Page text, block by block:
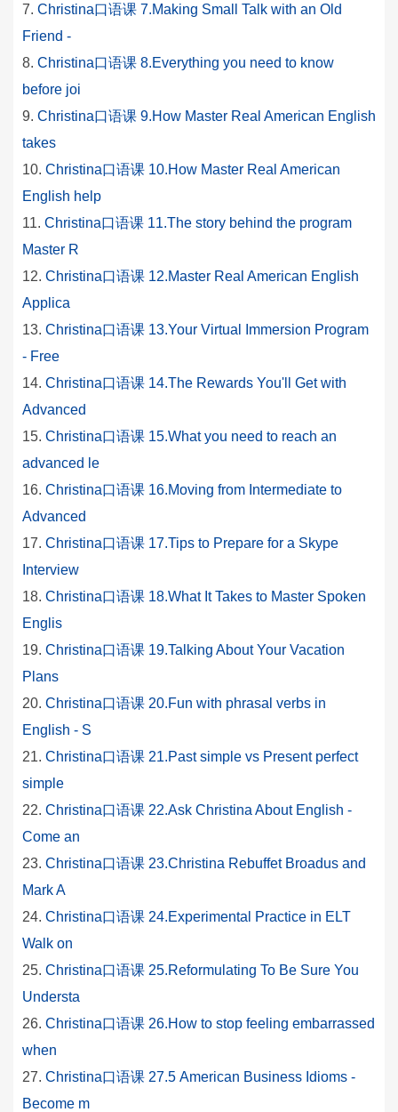
Christina口语课 7.Making Small Talk with an Old
Friend -
Christina口语课 8.Everything you need to know
before joi
Christina口语课 9.How Master Real American English
takes
Christina口语课 10.How Master Real American
English help
Christina口语课 11.The story behind the program
Master R
Christina口语课 12.Master Real American English
Applica
Christina口语课 13.Your Virtual Immersion Program
- Free
Christina口语课 14.The Rewards You'll Get with
Advanced
Christina口语课 15.What you need to reach an
advanced le
Christina口语课 16.Moving from Intermediate to
Advanced
Christina口语课 17.Tips to Prepare for a Skype
Interview
Christina口语课 18.What It Takes to Master Spoken
Englis
Christina口语课 19.Talking About Your Vacation
Plans
Christina口语课 20.Fun with phrasal verbs in
English - S
Christina口语课 21.Past simple vs Present perfect
simple
Christina口语课 22.Ask Christina About English -
Come an
Christina口语课 23.Christina Rebuffet Broadus and
Mark A
Christina口语课 24.Experimental Practice in ELT
Walk on
Christina口语课 25.Reformulating To Be Sure You
Understa
Christina口语课 26.How to stop feeling embarrassed
when
Christina口语课 27.5 American Business Idioms -
Become m